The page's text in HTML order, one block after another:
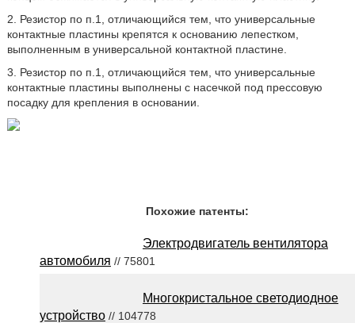
2. Резистор по п.1, отличающийся тем, что универсальные
контактные пластины крепятся к основанию лепестком,
выполненным в универсальной контактной пластине.
3. Резистор по п.1, отличающийся тем, что универсальные
контактные пластины выполнены с насечкой под прессовую
посадку для крепления в основании.
Похожие патенты:
Электродвигатель вентилятора
автомобиля // 75801
Многокристальное светодиодное
устройство // 104778